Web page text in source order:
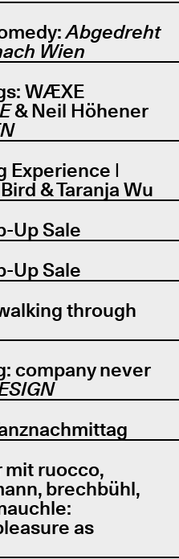
Abgedreht
Wien
WÆXE
& Neil Höhener
Experience |
& Taranja Wu
Up Sale
Up Sale
through
company never
ruocco,
brechbühl,
as